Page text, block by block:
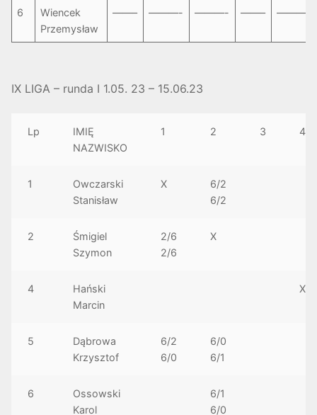
6
Wiencek
Przemysław
——– ———- ———- ——– ———-
IX LIGA – runda I 1.05. 23 – 15.06.23
Lp
IMIĘ
NAZWISKO
1 2 3 4
1
Owczarski
Stanisław
X
6/2
6/2
2
Śmigiel
Szymon
2/6
2/6
X
4
Hański
Marcin
X
5
Dąbrowa
Krzysztof
6/2
6/0
6/0
6/1
6
Ossowski
Karol
6/1
6/0